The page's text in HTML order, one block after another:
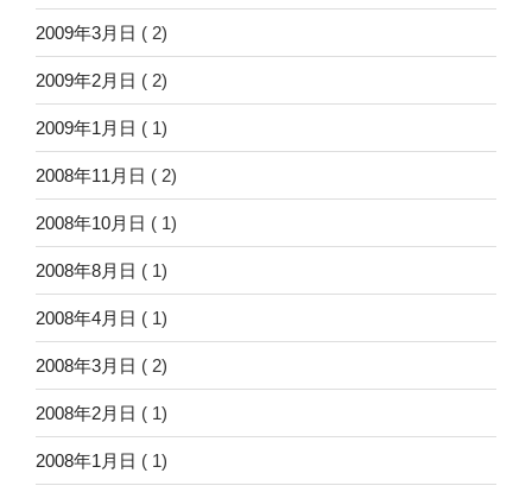
2009年3月日 ( 2)
2009年2月日 ( 2)
2009年1月日 ( 1)
2008年11月日 ( 2)
2008年10月日 ( 1)
2008年8月日 ( 1)
2008年4月日 ( 1)
2008年3月日 ( 2)
2008年2月日 ( 1)
2008年1月日 ( 1)